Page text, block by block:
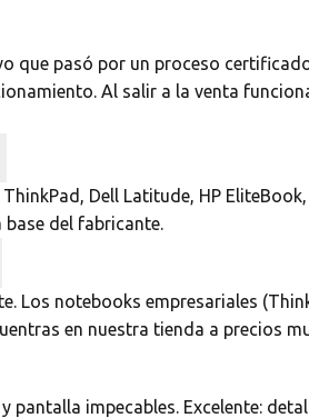
pasó por un proceso
Al salir a la venta
Dell Latitude, HP
base del fabricante.
Los notebooks empresariales
en nuestra tienda a precios
impecables. Excelente: